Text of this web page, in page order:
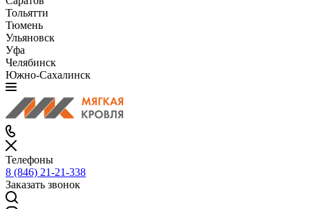
Тольятти
Тюмень
Ульяновск
Уфа
Челябинск
Южно-Сахалинск
Телефоны
8 (846) 21-21-338
Заказать звонок